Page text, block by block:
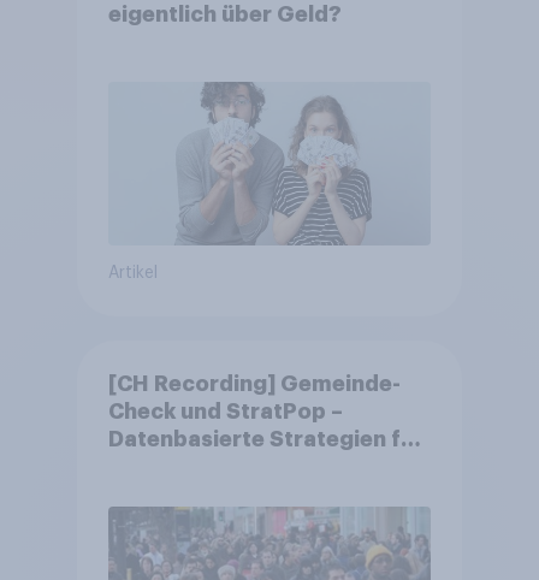
eigentlich über Geld?
Artikel
[CH Recording] Gemeinde-
Check und StratPop –
Datenbasierte Strategien für